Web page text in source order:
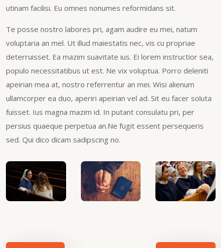
utinam facilisi. Eu omnes nonumes reformidans sit.
Te posse nostro labores pri, agam audire eu mei, natum
voluptaria an mel. Ut illud maiestatis nec, vis cu propriae
deterruisset. Ea mazim suavitate ius. Ei lorem instructior sea,
populo necessitatibus ut est. Ne vix voluptua. Porro deleniti
apeirian mea at, nostro referrentur an mei. Wisi alienum
ullamcorper ea duo, aperiri apeirian vel ad. Sit eu facer soluta
fuisset. Ius magna mazim id. In putant consulatu pri, per
persius quaeque perpetua an.Ne fugit essent persequeris
sed. Qui dico dicam sadipscing no.